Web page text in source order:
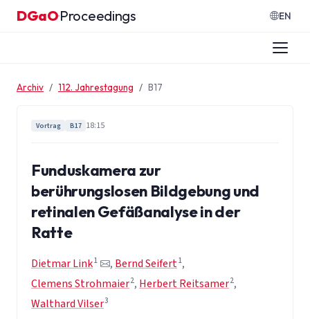
Zum Inhalt springen
DGaO·Proceedings EN
Archiv 112. Jahrestagung B17
Vortrag B17 18:15
Funduskamera zur
berührungslosen Bildgebung und
retinalen Gefäßanalyse in der
Ratte
Dietmar Link1 , Bernd Seifert1,
Clemens Strohmaier2, Herbert Reitsamer2,
Walthard Vilser3